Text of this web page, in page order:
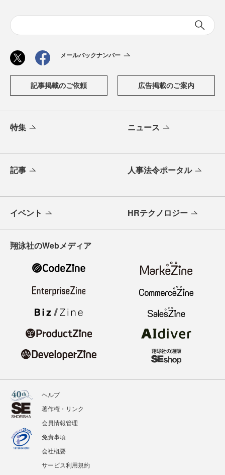
メールバックナンバー
記事掲載のご依頼 広告掲載のご案内
特集 ニュース
記事 人事法令ポータル
イベント HRテクノロジー
翔泳社のWebメディア
ヘルプ
著作権・リンク
会員情報管理
免責事項
会社概要
サービス利用規約